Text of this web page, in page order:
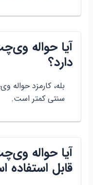
آیا حواله
دارد؟
بله، کارمزد
سنتی کمتر است.
آیا حواله
قابل استفاده